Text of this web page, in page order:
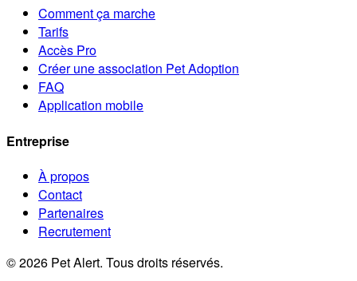
Comment ça marche
Tarifs
Accès Pro
Créer une association Pet Adoption
FAQ
Application mobile
Entreprise
À propos
Contact
Partenaires
Recrutement
© 2026 Pet Alert. Tous droits réservés.